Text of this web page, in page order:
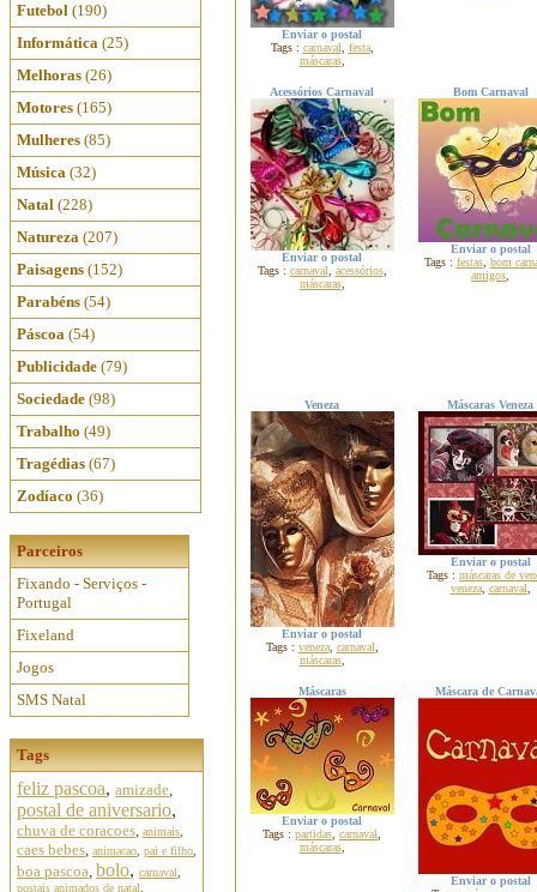
Futebol (190)
Informática (25)
Melhoras (26)
Motores (165)
Mulheres (85)
Música (32)
Natal (228)
Natureza (207)
Paisagens (152)
Parabéns (54)
Páscoa (54)
Publicidade (79)
Sociedade (98)
Trabalho (49)
Tragédias (67)
Zodíaco (36)
Parceiros
Fixando - Serviços -
Portugal
Fixeland
Jogos
SMS Natal
Tags
feliz pascoa, amizade,
postal de aniversario,
chuva de coracoes, animais
caes bebes, animacao pai e filho
boa pascoa, bolo, carnaval
postais animados de natal
Enviar o postal
Tags : carnaval festa,
máscaras,
Acessórios Carnaval
Enviar o postal
Tags : carnaval acessórios,
máscaras,
Bom Carnaval
Enviar o postal
Tags : festas, bom
amigos
Veneza
Enviar o postal
Tags : veneza, carnaval
máscaras,
Máscaras Veneza
Enviar o postal
Tags : máscaras de
veneza, carnaval
Máscaras
Enviar o postal
Tags : partidas carnaval
máscaras,
Máscara de
Enviar o postal